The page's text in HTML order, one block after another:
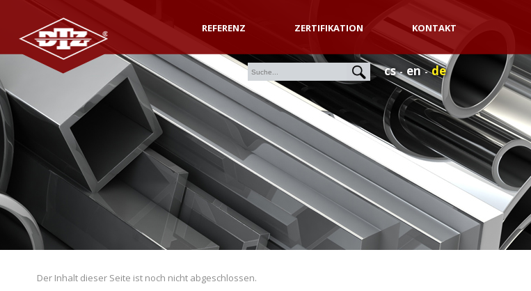
REFERENZ ZERTIFIKATION KONTAKT
cs en de
Der Inhalt dieser Seite ist noch nicht abgeschlossen.